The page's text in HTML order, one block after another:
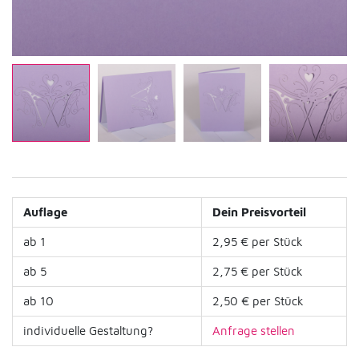
Auflage Dein Preisvorteil
ab 1 2,95 € per Stück
ab 5 2,75 € per Stück
ab 10 2,50 € per Stück
individuelle Gestaltung? Anfrage stellen